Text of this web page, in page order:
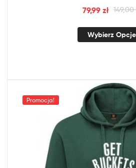
149,00
79,99zł
Wybierz Opcje
Promocja!